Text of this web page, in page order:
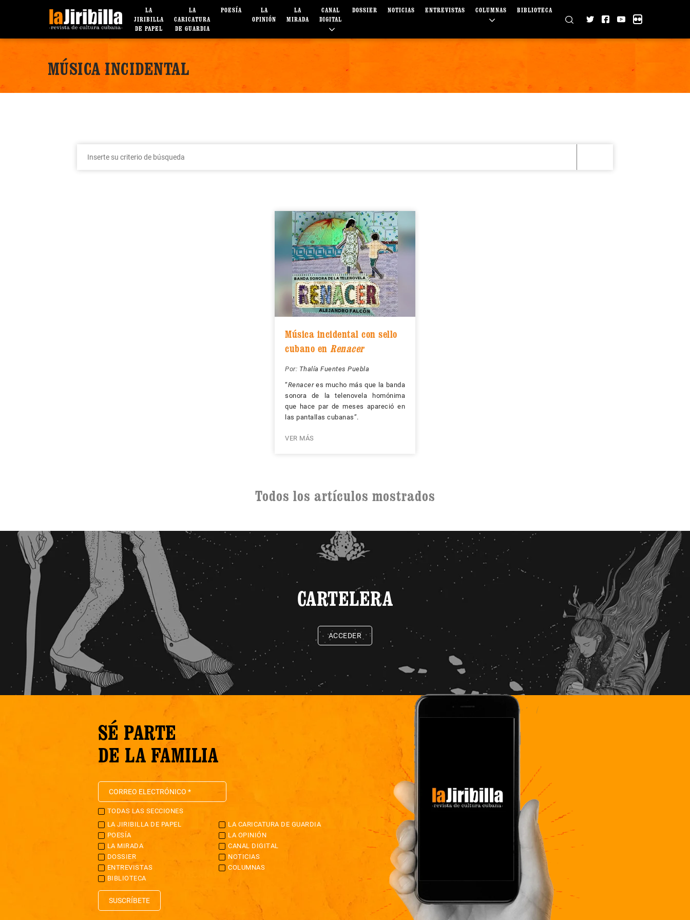
LA
JIRIBILLA
DE PAPEL
LA
CARICATURA
DE GUARDIA
POESÍA
LA
OPINIÓN
LA
MIRADA
CANAL
DIGITAL
DOSSIER NOTICIAS ENTREVISTAS COLUMNAS BIBLIOTECA
MÚSICA INCIDENTAL
Música incidental con sello
cubano en Renacer
Por: Thalía Fuentes Puebla
“Renaceres mucho más que la banda
sonora de la telenovela homónima
que hace par de meses apareció en
las pantallas cubanas”.
VER MÁS
Todos los artículos mostrados
CARTELERA
ACCEDER
SÉ PARTE
DE LA FAMILIA
TODAS LAS SECCIONES
LA JIRIBILLA DE PAPEL
LA CARICATURA DE GUARDIA
POESÍA
LA OPINIÓN
LA MIRADA
CANAL DIGITAL
DOSSIER
NOTICIAS
ENTREVISTAS
COLUMNAS
BIBLIOTECA
SUSCRÍBETE